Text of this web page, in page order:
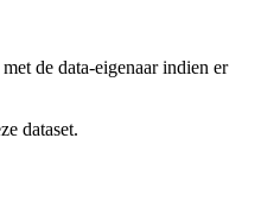
de data-eigenaar indien er
dataset.